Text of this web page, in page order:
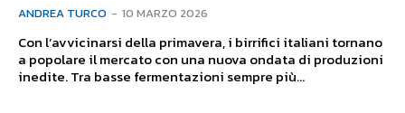
ANDREA TURCO - 10 MARZO 2026
Con l’avvicinarsi della primavera, i birrifici italiani tornano
a popolare il mercato con una nuova ondata di produzioni
inedite. Tra basse fermentazioni sempre più...